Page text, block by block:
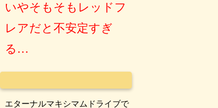
いやそもそもレッドフ
レアだと不安定すぎ
る…
エターナルマキシマムドライブで